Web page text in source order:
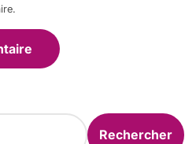
Rechercher